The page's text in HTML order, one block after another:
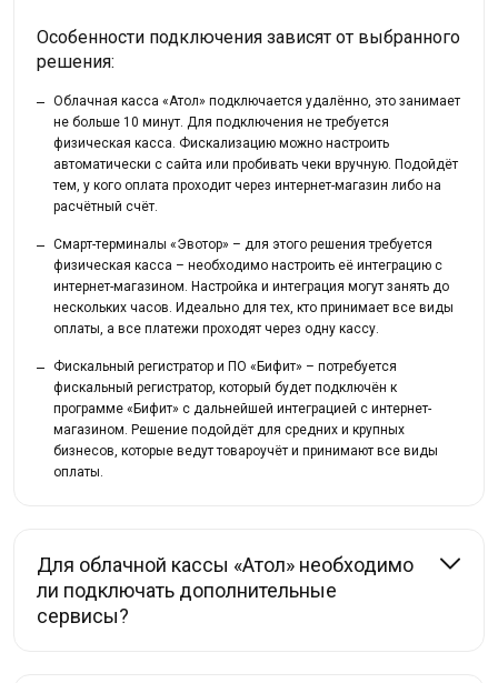
Особенности подключения зависят от выбранного
решения:
Облачная касса «Атол» подключается удалённо, это занимает
не больше 10 минут. Для подключения не требуется
физическая касса. Фискализацию можно настроить
автоматически с сайта или пробивать чеки вручную. Подойдёт
тем, у кого оплата проходит через интернет-магазин либо на
расчётный счёт.
Смарт-терминалы «Эвотор» – для этого решения требуется
физическая касса – необходимо настроить её интеграцию с
интернет-магазином. Настройка и интеграция могут занять до
нескольких часов. Идеально для тех, кто принимает все виды
оплаты, а все платежи проходят через одну кассу.
Фискальный регистратор и ПО «Бифит» – потребуется
фискальный регистратор, который будет подключён к
программе «Бифит» с дальнейшей интеграцией с интернет-
магазином. Решение подойдёт для средних и крупных
бизнесов, которые ведут товароучёт и принимают все виды
оплаты.
Для облачной кассы «Атол» необходимо
ли подключать дополнительные
сервисы?